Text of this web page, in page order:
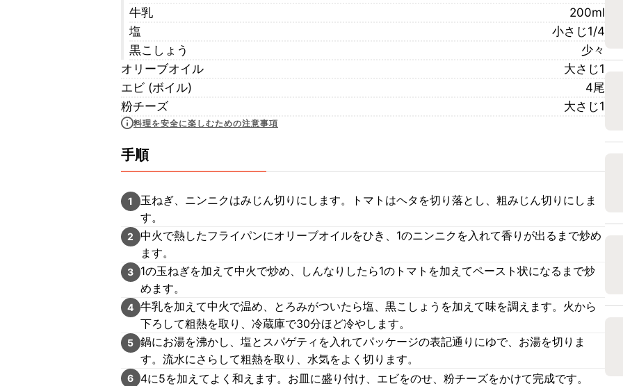
牛乳
200ml
塩
小さじ1/4
黒こしょう
少々
オリーブオイル
大さじ1
エビ (ボイル)
4尾
粉チーズ
大さじ1
料理を安全に楽しむための注意事項
手順
1
玉ねぎ、ニンニクはみじん切りにします。トマトはヘタを切り落とし、粗みじん切りにしま
す。
2
中火で熱したフライパンにオリーブオイルをひき、1のニンニクを入れて香りが出るまで炒め
ます。
3
1の玉ねぎを加えて中火で炒め、しんなりしたら1のトマトを加えてペースト状になるまで炒
めます。
4 牛乳を加えて中火で温め、とろみがついたら塩、黒こしょうを加えて味を調えます。火から
下ろして粗熱を取り、冷蔵庫で30分ほど冷やします。
5 鍋にお湯を沸かし、塩とスパゲティを入れてパッケージの表記通りにゆで、お湯を切りま
す。流水にさらして粗熱を取り、水気をよく切ります。
6 4に5を加えてよく和えます。お皿に盛り付け、エビをのせ、粉チーズをかけて完成です。